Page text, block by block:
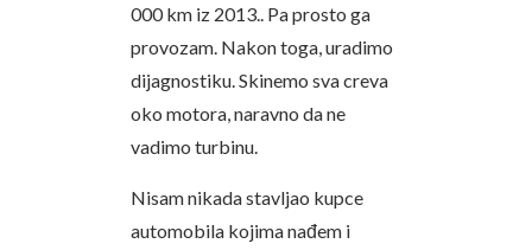
000 km iz 2013.. Pa prosto ga
provozam. Nakon toga, uradimo
dijagnostiku. Skinemo sva creva
oko motora, naravno da ne
vadimo turbinu.
Nisam nikada stavljao kupce
automobila kojima nađem i